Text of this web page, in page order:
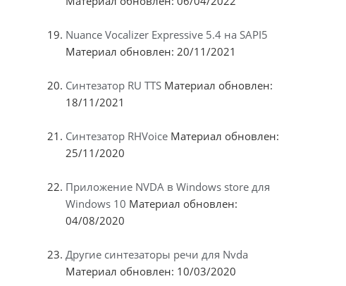
Nuance Vocalizer Expressive 5.4 на SAPI5
Материал обновлен: 20/11/2021
Синтезатор RU TTS Материал обновлен:
18/11/2021
Синтезатор RHVoice Материал обновлен:
25/11/2020
Приложение NVDA в Windows store для
Windows 10 Материал обновлен:
04/08/2020
Другие синтезаторы речи для Nvda
Материал обновлен: 10/03/2020